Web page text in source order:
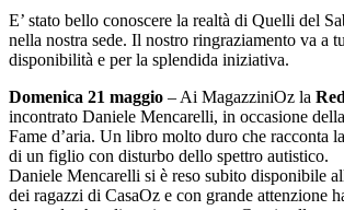
E’ stato bello conoscere la realtà di Quelli del
nella nostra sede. Il nostro ringraziamento va a
disponibilità e per la splendida iniziativa.
Domenica 21 maggio – Ai MagazziniOz la
incontrato Daniele Mencarelli, in occasione
Fame d’aria. Un libro molto duro che racconta
di un figlio con disturbo dello spettro autistico.
Daniele Mencarelli si è reso subito disponibile
dei ragazzi di CasaOz e con grande attenzione